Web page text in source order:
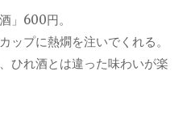
」600円。
ップに熱燗を注いでくれる。
ひれ酒とは違った味わいが楽